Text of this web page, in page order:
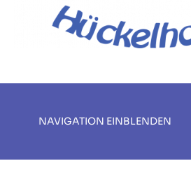
NAVIGATION EINBLENDEN